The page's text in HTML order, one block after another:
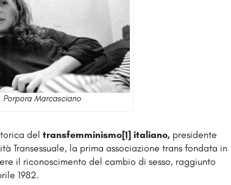
Porpora Marcasciano
del transfemminismo[1] italiano, presidente
Transessuale, la prima associazione trans fondata in
il riconoscimento del cambio di sesso, raggiunto
1982.